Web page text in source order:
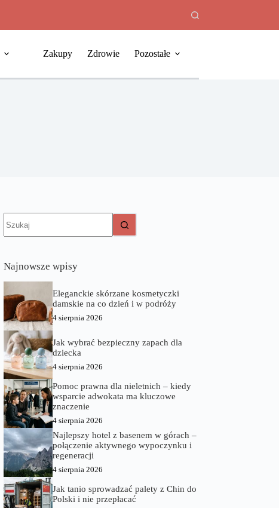
Zakupy Zdrowie Pozostałe
wyników
Najnowsze wpisy
Eleganckie skórzane kosmetyczki
damskie na co dzień i w podróży
4 sierpnia 2026
Jak wybrać bezpieczny zapach dla
dziecka
4 sierpnia 2026
Pomoc prawna dla nieletnich – kiedy
wsparcie adwokata ma kluczowe
znaczenie
4 sierpnia 2026
Najlepszy hotel z basenem w górach –
połączenie aktywnego wypoczynku i
regeneracji
4 sierpnia 2026
Jak tanio sprowadzać palety z Chin do
Polski i nie przepłacać